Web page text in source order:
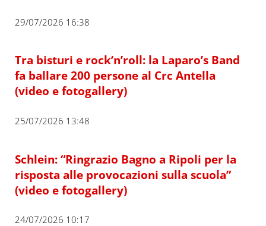
29/07/2026 16:38
Tra bisturi e rock’n’roll: la Laparo’s Band
fa ballare 200 persone al Crc Antella
(video e fotogallery)
25/07/2026 13:48
Schlein: “Ringrazio Bagno a Ripoli per la
risposta alle provocazioni sulla scuola”
(video e fotogallery)
24/07/2026 10:17